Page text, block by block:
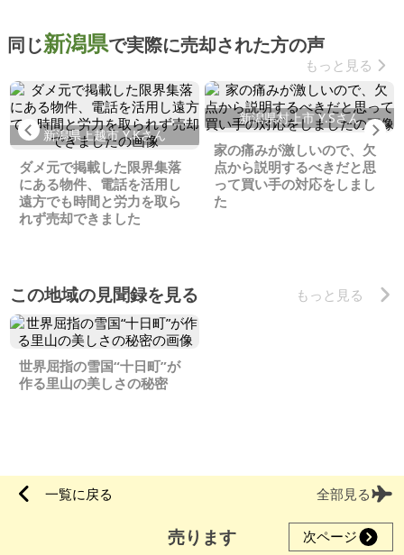
同じ新潟県で実際に売却された方の声
もっと見る
Previous
新潟県上越市 Y.Kさん
ダメ元で掲載した限界集落
にある物件、電話を活用し
遠方でも時間と労力を取ら
れず売却できました
新潟県村上市 Y.Sさん
家の痛みが激しいので、欠
点から説明するべきだと思
って買い手の対応をしまし
た
この地域の見聞録を見る もっと見る
世界屈指の雪国“十日町”が
作る里山の美しさの秘密
一覧に戻る 全部見る
売ります 次ページ